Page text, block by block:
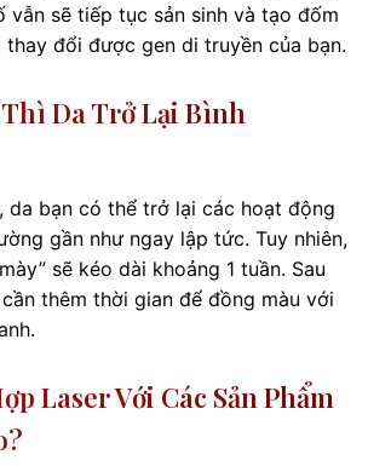
vẫn sẽ tiếp tục sản sinh và tạo đốm
thay đổi được gen di truyền của bạn.
Da Trở Lại Bình
da bạn có thể trở lại các hoạt động
gần như ngay lập tức. Tuy nhiên,
sẽ kéo dài khoảng 1 tuần. Sau
thêm thời gian để đồng màu với
Laser Với Các Sản Phẩm